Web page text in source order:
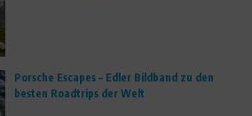
Porsche Escapes – Edler Bildband zu den
besten Roadtrips der Welt